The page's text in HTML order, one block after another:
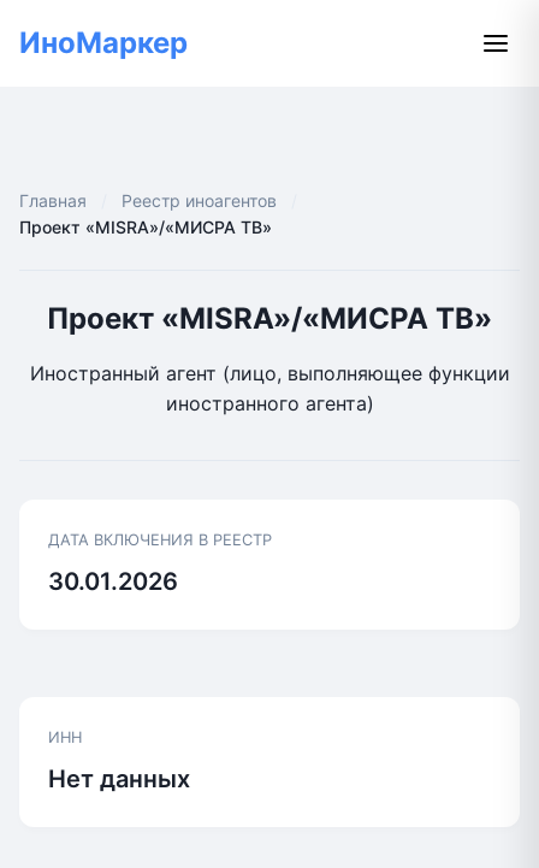
ИноМаркер
Главная
Реестр иноагентов
Проект «MISRA»/«МИСРА ТВ»
Проект «MISRA»/«МИСРА ТВ»
Иностранный агент (лицо, выполняющее функции
иностранного агента)
ДАТА ВКЛЮЧЕНИЯ В РЕЕСТР
30.01.2026
ИНН
Нет данных